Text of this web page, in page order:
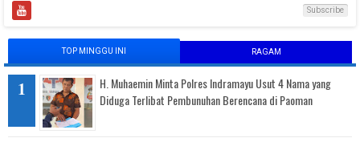
Subscribe
TOP MINGGU INI RAGAM
H. Muhaemin Minta Polres Indramayu Usut 4 Nama yang
Diduga Terlibat Pembunuhan Berencana di Paoman